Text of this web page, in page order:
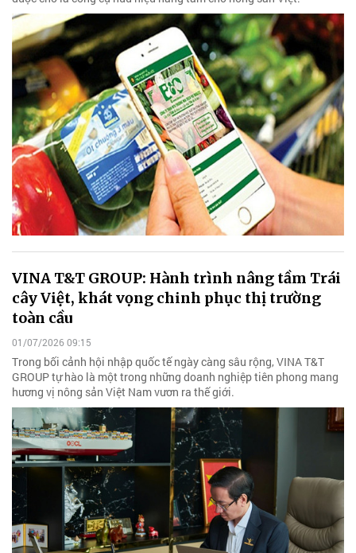
VINA T&T GROUP: Hành trình nâng tầm Trái
cây Việt, khát vọng chinh phục thị trường
toàn cầu
01/07/2026 09:15
Trong bối cảnh hội nhập quốc tế ngày càng sâu rộng, VINA T&T
GROUP tự hào là một trong những doanh nghiệp tiên phong mang
hương vị nông sản Việt Nam vươn ra thế giới.